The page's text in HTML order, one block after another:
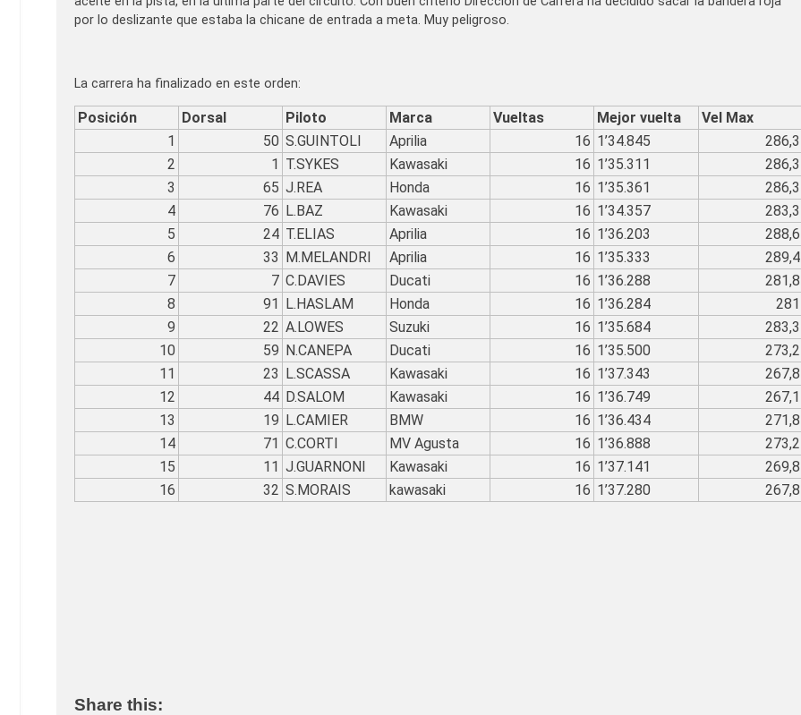
por lo deslizante que estaba la chicane de entrada a meta. Muy peligroso.
La carrera ha finalizado en este orden:
Posición Dorsal Piloto Marca Vueltas Mejor vuelta
Vel Max
1
50 S.GUINTOLI Aprilia 16 1’34.845
286,3
2
1 T.SYKES Kawasaki 16 1’35.311
286,3
3
65 J.REA Honda 16 1’35.361
286,3
4
76 L.BAZ Kawasaki 16 1’34.357
283,3
5
24 T.ELIAS Aprilia 16 1’36.203
288,6
6
33 M.MELANDRI Aprilia 16 1’35.333
289,4
7
7 C.DAVIES Ducati 16 1’36.288
281,8
8
91 L.HASLAM Honda 16 1’36.284
281
9
22 A.LOWES Suzuki 16 1’35.684
283,3
10
59 N.CANEPA Ducati 16 1’35.500
273,2
11
23 L.SCASSA Kawasaki 16 1’37.343
267,8
12
44 D.SALOM Kawasaki 16 1’36.749
267,1
13
19 L.CAMIER BMW 16 1’36.434
271,8
14
71 C.CORTI MV Agusta 16 1’36.888
273,2
15
11 J.GUARNONI Kawasaki 16 1’37.141
269,8
16
32 S.MORAIS kawasaki 16 1’37.280 267,8
Share this: